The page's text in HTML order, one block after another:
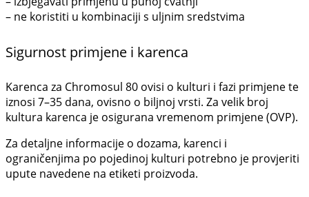
– ne koristiti u kombinaciji s uljnim sredstvima
Sigurnost primjene i karenca
Karenca za Chromosul 80 ovisi o kulturi i fazi primjene te
iznosi 7–35 dana, ovisno o biljnoj vrsti. Za velik broj
kultura karenca je osigurana vremenom primjene (OVP).
Za detaljne informacije o dozama, karenci i
ograničenjima po pojedinoj kulturi potrebno je provjeriti
upute navedene na etiketi proizvoda.